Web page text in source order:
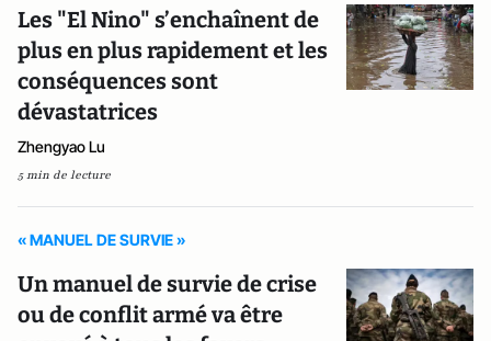
Les "El Nino" s’enchaînent de
plus en plus rapidement et les
conséquences sont
dévastatrices
Zhengyao Lu
5 min de lecture
« MANUEL DE SURVIE »
Un manuel de survie de crise
ou de conflit armé va être